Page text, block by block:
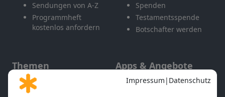
Sendungen von A-Z
Programmheft
kostenlos anfordern
Spenden
Testamentsspende
Botschafter werden
Themen
Gott und Bibel erklärt
Apps & Angebote